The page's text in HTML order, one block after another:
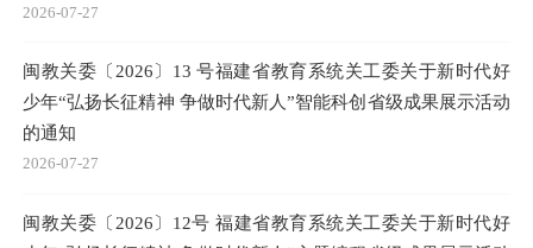
2026-07-27
闽教关委〔2026〕13 号福建省教育系统关工委关于新时代好
少年“弘扬长征精神 争做时代新人”智能科创省级成果展示活动
的通知
2026-07-27
闽教关委〔2026〕12号 福建省教育系统关工委关于新时代好